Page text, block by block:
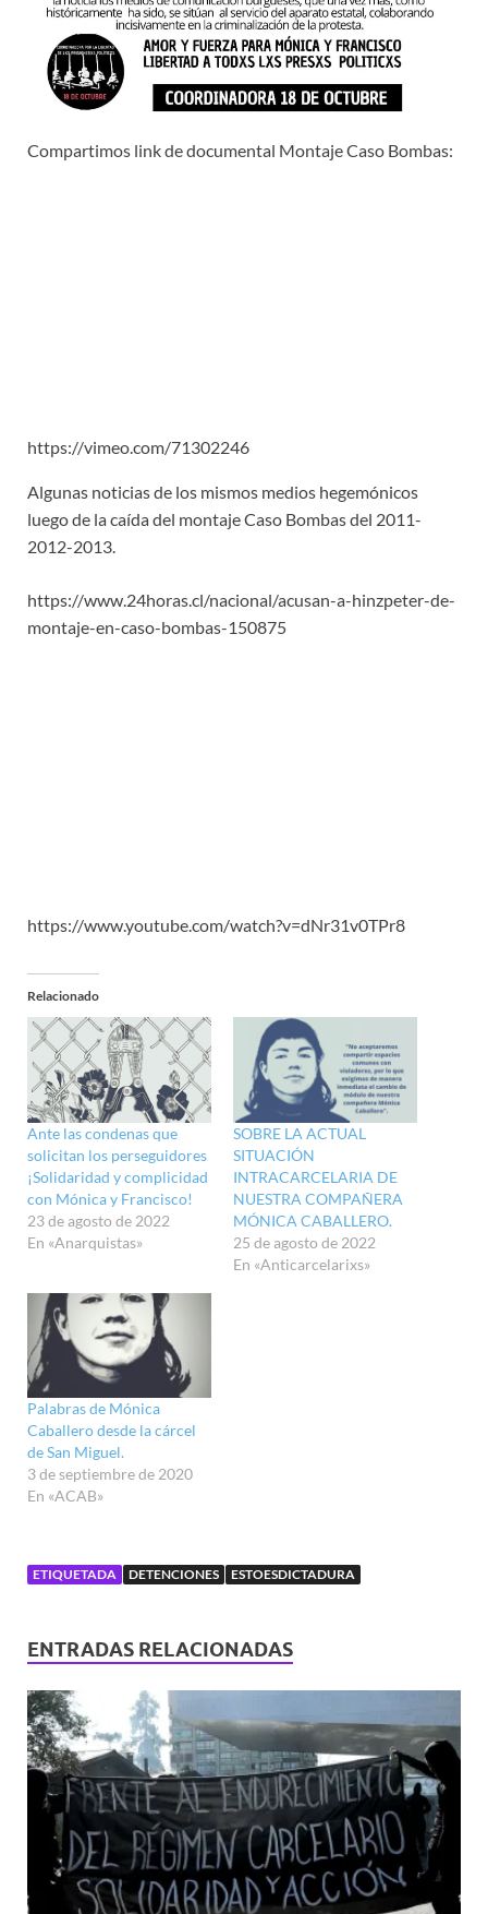
Compartimos link de documental Montaje Caso Bombas:
https://vimeo.com/71302246
Algunas noticias de los mismos medios hegemónicos
luego de la caída del montaje Caso Bombas del 2011-
2012-2013.
https://www.24horas.cl/nacional/acusan-a-hinzpeter-de-
montaje-en-caso-bombas-150875
https://www.youtube.com/watch?v=dNr31v0TPr8
Relacionado
Ante las condenas que
solicitan los perseguidores
¡Solidaridad y complicidad
con Mónica y Francisco!
23 de agosto de 2022
En «Anarquistas»
SOBRE LA ACTUAL
SITUACIÓN
INTRACARCELARIA DE
NUESTRA COMPAÑERA
MÓNICA CABALLERO.
25 de agosto de 2022
En «Anticarcelarixs»
Palabras de Mónica
Caballero desde la cárcel
de San Miguel.
3 de septiembre de 2020
En «ACAB»
ETIQUETADA DETENCIONES ESTOESDICTADURA
ENTRADAS RELACIONADAS